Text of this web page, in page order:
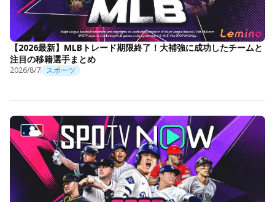
【2026最新】MLBトレード期限終了！大補強に成功したチームと
注目の移籍選手まとめ
2026/8/7 スポーツ